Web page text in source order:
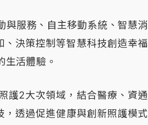
與服務、自主移動系統、智慧消
決策控制等智慧科技創造幸福
生活體驗。
護2大次領域，結合醫療、資通
透過促進健康與創新照護模式